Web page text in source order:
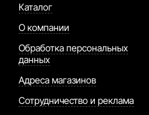
Каталог
О компании
Обработка персональных
данных
Адреса магазинов
Сотрудничество и реклама